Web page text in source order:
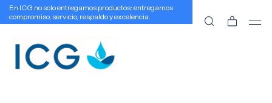
En ICG no solo entregamos productos: entregamos
compromiso, servicio, respaldo y excelencia.